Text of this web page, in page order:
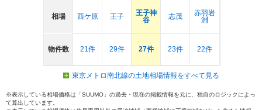
相場
物件数
西ケ原
21件
王子
29件
王子神
谷
27件
志茂
23件
赤羽岩
淵
22件
東京メトロ南北線の土地相場情報をすべて見る
※表示している相場価格は「SUUMO」の過去・現在の掲載情報を元に、独自のロジックによっ
て算出しています。